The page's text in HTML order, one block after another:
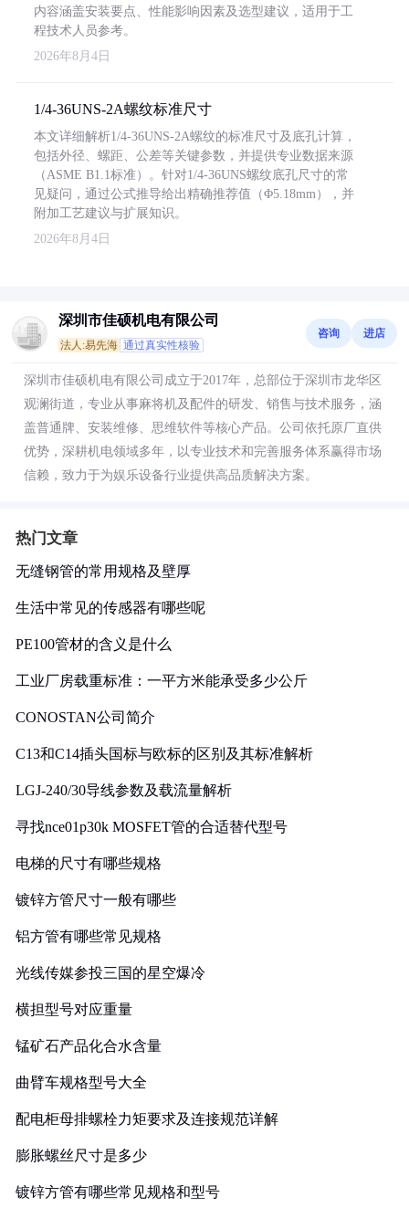
内容涵盖安装要点、性能影响因素及选型建议，适用于工
程技术人员参考。
2026年8月4日
1/4-36UNS-2A螺纹标准尺寸
本文详细解析1/4-36UNS-2A螺纹的标准尺寸及底孔计算，
包括外径、螺距、公差等关键参数，并提供专业数据来源
（ASME B1.1标准）。针对1/4-36UNS螺纹底孔尺寸的常
见疑问，通过公式推导给出精确推荐值（Φ5.18mm），并
附加工艺建议与扩展知识。
2026年8月4日
深圳市佳硕机电有限公司
法人:易先海 通过真实性核验
咨询 进店
深圳市佳硕机电有限公司成立于2017年，总部位于深圳市龙华区
观澜街道，专业从事麻将机及配件的研发、销售与技术服务，涵
盖普通牌、安装维修、思维软件等核心产品。公司依托原厂直供
优势，深耕机电领域多年，以专业技术和完善服务体系赢得市场
信赖，致力于为娱乐设备行业提供高品质解决方案。
热门文章
无缝钢管的常用规格及壁厚
生活中常见的传感器有哪些呢
PE100管材的含义是什么
工业厂房载重标准：一平方米能承受多少公斤
CONOSTAN公司简介
C13和C14插头国标与欧标的区别及其标准解析
LGJ-240/30导线参数及载流量解析
寻找nce01p30k MOSFET管的合适替代型号
电梯的尺寸有哪些规格
镀锌方管尺寸一般有哪些
铝方管有哪些常见规格
光线传媒参投三国的星空爆冷
横担型号对应重量
锰矿石产品化合水含量
曲臂车规格型号大全
配电柜母排螺栓力矩要求及连接规范详解
膨胀螺丝尺寸是多少
镀锌方管有哪些常见规格和型号